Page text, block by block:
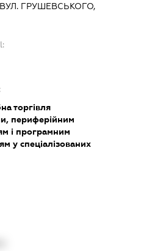
ГРУШЕВСЬКОГО,
торгівля
периферійним
і програмним
у спеціалізованих